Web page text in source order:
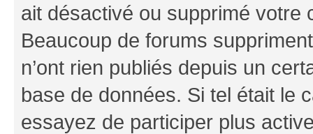
ait désactivé ou supprimé votre
Beaucoup de forums
n’ont rien publiés depuis un
base de données. Si tel était le
essayez de participer plus